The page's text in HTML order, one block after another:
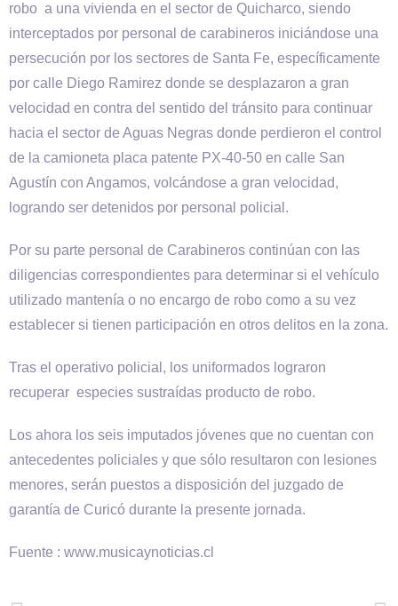
robo a una vivienda en el sector de Quicharco, siendo
interceptados por personal de carabineros iniciándose una
persecución por los sectores de Santa Fe, específicamente
por calle Diego Ramirez donde se desplazaron a gran
velocidad en contra del sentido del tránsito para continuar
hacia el sector de Aguas Negras donde perdieron el control
de la camioneta placa patente PX-40-50 en calle San
Agustín con Angamos, volcándose a gran velocidad,
logrando ser detenidos por personal policial.
Por su parte personal de Carabineros continúan con las
diligencias correspondientes para determinar si el vehículo
utilizado mantenía o no encargo de robo como a su vez
establecer si tienen participación en otros delitos en la zona.
Tras el operativo policial, los uniformados lograron
recuperar especies sustraídas producto de robo.
Los ahora los seis imputados jóvenes que no cuentan con
antecedentes policiales y que sólo resultaron con lesiones
menores, serán puestos a disposición del juzgado de
garantía de Curicó durante la presente jornada.
Fuente : www.musicaynoticias.cl